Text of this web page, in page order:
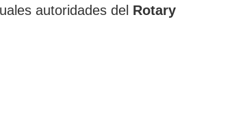
autoridades del Rotary